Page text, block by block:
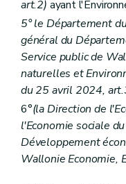
art.2) ayant
5° le Département
général du
Service public de
naturelles et
du 25 avril 2024,
6°(la Direction de
l'Economie sociale
Développement
Wallonie Economie,